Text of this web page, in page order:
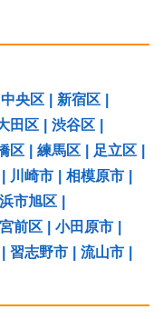
中央区 新宿区
田区 渋谷区
区 練馬区 足立区
川崎市 相模原市
市旭区
前区 小田原市
習志野市 流山市